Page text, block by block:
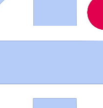
inmuebles en